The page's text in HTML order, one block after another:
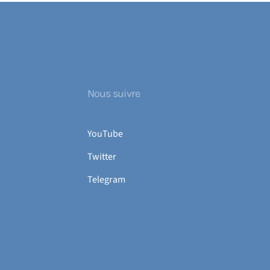
Nous suivre
YouTube
Twitter
Telegram